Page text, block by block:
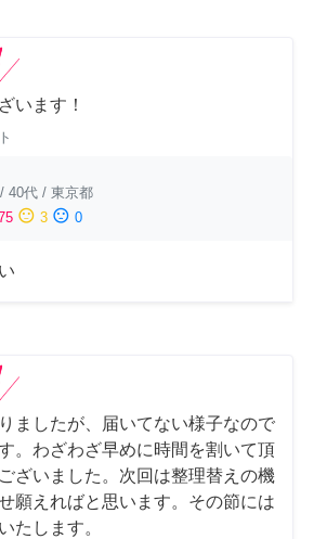
います！
/ 40代 / 東京都
sentiment_neutral 3 sentiment_dissatisfied 0
ましたが、届いてない様子なので
。わざわざ早めに時間を割いて頂
ざいました。次回は整理替えの機
願えればと思います。その節には
たします。